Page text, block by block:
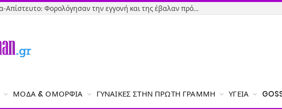
Εύβοια-Απίστευτο: Φορολόγησαν την εγγονή και της έβαλαν πρόστιμο γιατί δεν δήλωσε το χαρτζιλίκι του παππού!
ΜΌΔΑ & ΟΜΟΡΦΙΆ ΓΥΝΑΊΚΕΣ ΣΤΗΝ ΠΡΏΤΗ ΓΡΑΜΜΉ ΥΓΕΊΑ